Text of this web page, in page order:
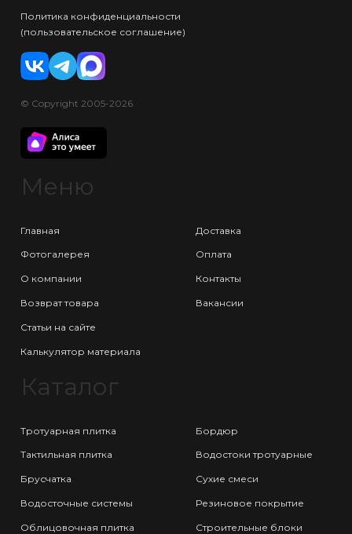
Политика конфиденциальности
(пользовательское соглашение)
© Copyright 2005-2026
Меню
Главная
Фотогалерея
О компании
Возврат товара
Статьи на сайте
Калькулятор материала
Доставка
Оплата
Контакты
Вакансии
Каталог
Тротуарная плитка
Тактильная плитка
Брусчатка
Водосточные системы
Облицовочная плитка
Бордюр
Водостоки тротуарные
Сухие смеси
Резиновое покрытие
Строительные блоки